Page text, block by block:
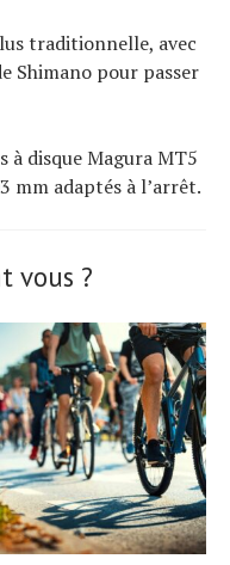
traditionnelle, avec
Shimano pour passer
à disque Magura MT5
mm adaptés à l’arrêt.
vous ?